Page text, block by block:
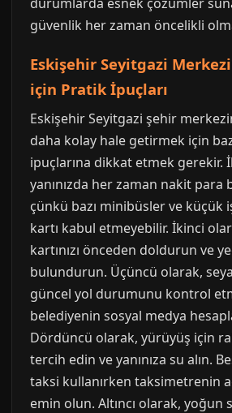
güvenlik her zaman öncelikli
Eskişehir Seyitgazi
için Pratik İpuçları
Eskişehir Seyitgazi şehir
daha kolay hale getirmek için
ipuçlarına dikkat etmek gerekir.
yanınızda her zaman nakit para
çünkü bazı minibüsler ve küçük
kartı kabul etmeyebilir. İkinci
kartınızı önceden doldurun ve
bulundurun. Üçüncü olarak,
güncel yol durumunu kontrol
belediyenin sosyal medya
Dördüncü olarak, yürüyüş için
tercih edin ve yanınıza su alın.
taksi kullanırken taksimetrenin
emin olun. Altıncı olarak, yoğun